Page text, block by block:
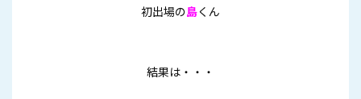
初出場の島くん
結果は・・・